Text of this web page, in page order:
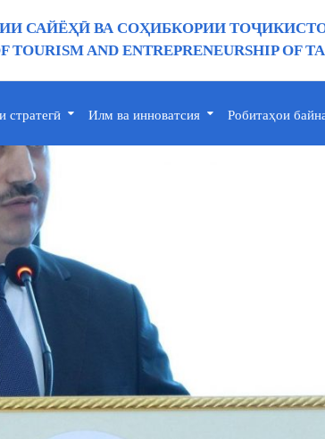
САЙЁҲӢ ВА СОҲИБКОРИИ
TOURISM AND ENTREPRENEURSHIP OF
стратегӣ Илм ва инноватсия Робитаҳои